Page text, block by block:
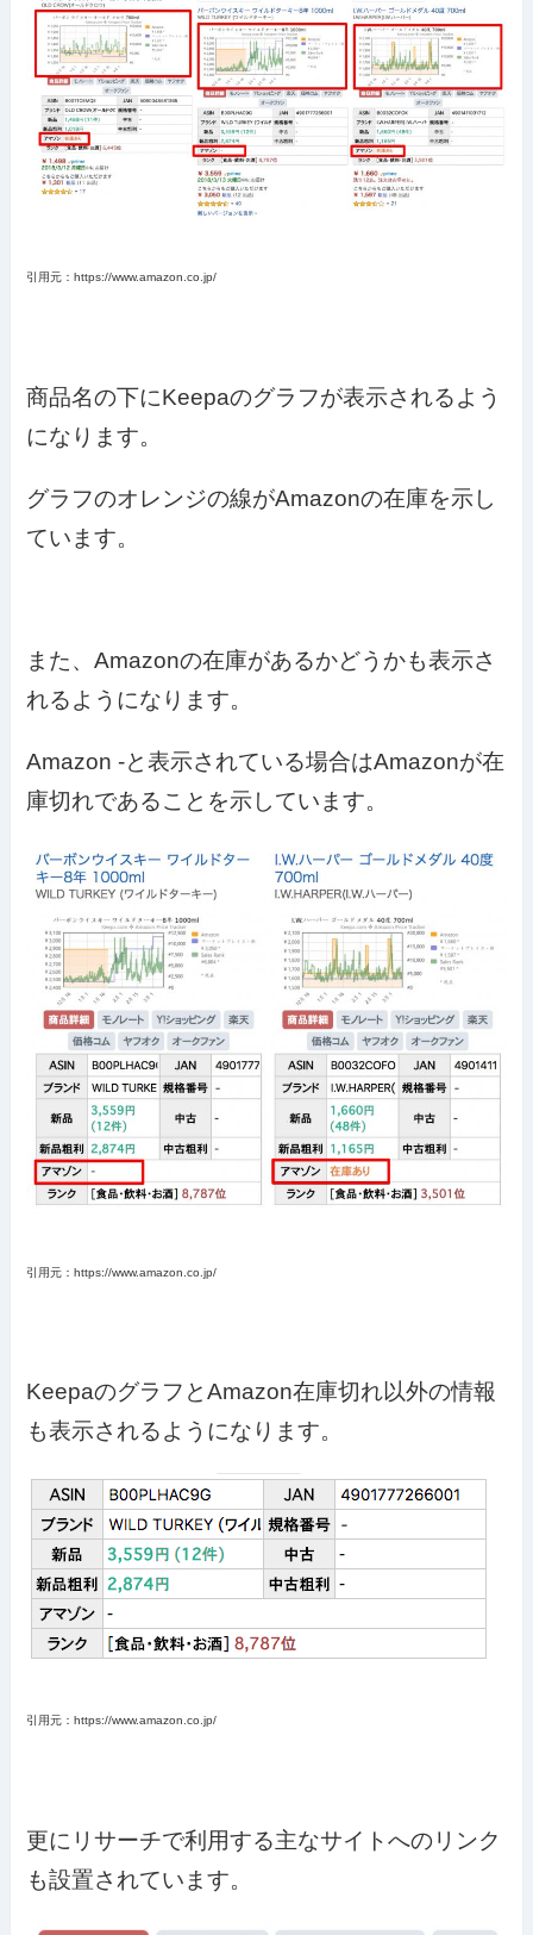
引用元：https://www.amazon.co.jp/
商品名の下にKeepaのグラフが表示されるよう
になります。
グラフのオレンジの線がAmazonの在庫を示し
ています。
また、Amazonの在庫があるかどうかも表示さ
れるようになります。
Amazon -と表示されている場合はAmazonが在
庫切れであることを示しています。
引用元：https://www.amazon.co.jp/
KeepaのグラフとAmazon在庫切れ以外の情報
も表示されるようになります。
引用元：https://www.amazon.co.jp/
更にリサーチで利用する主なサイトへのリンク
も設置されています。